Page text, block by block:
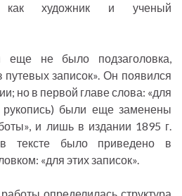
как художник и ученый
еще не было подзаголовка,
записок». Он появился
но в первой главе слова: «для
рукопись) были еще заменены
и лишь в издании 1895 г.
тексте было приведено в
«для этих записок».